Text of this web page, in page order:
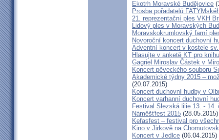
Ekotrh Moravské Budějovice
Prosba pořadatelů
21. reprezentační ples VKH
Lidový ples v Moravských
Moravskokrumlovský farní
Novoroční koncert duchovní
Adventní koncert v kostele
Hlasujte v anketě KT pro
Gagriel Miroslav Částek v
Koncert pěveckého souboru
Akademické týdny 2015 –
(20.07.2015)
Koncert duchovní hudby v
Koncert varhanní duchovní
Festival Slezská lilie 13. - 14.
Náměšťfest 2015 (28.05.2015)
Kefasfest – festival pro
Kino v Jirkově na
Koncert v Jedlce (06.04.2015)